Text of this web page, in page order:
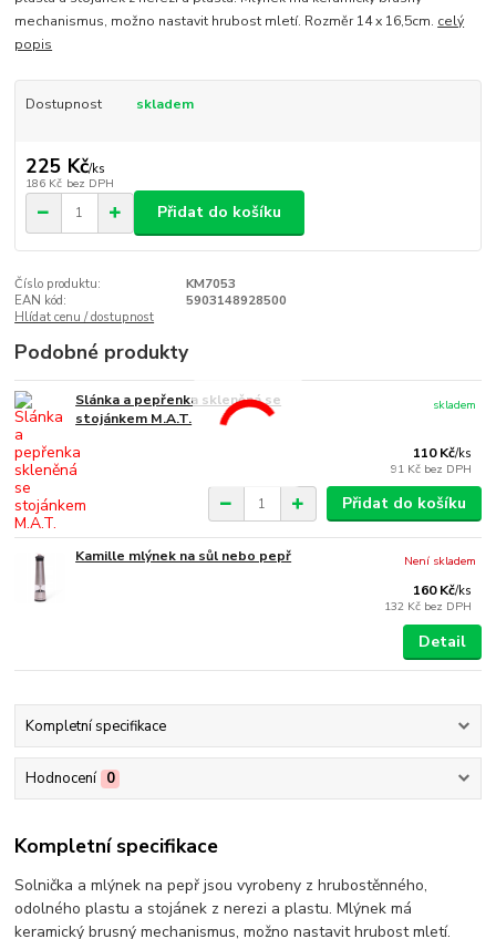
mechanismus, možno nastavit hrubost mletí. Rozměr 14 x 16,5cm. celý
popis
Dostupnost skladem
225 Kč/ks
186 Kč bez DPH
Přidat do košíku
Číslo produktu:
KM7053
EAN kód:
5903148928500
Hlídat cenu / dostupnost
Podobné produkty
Slánka a pepřenka skleněná se
stojánkem M.A.T.
110 Kč/ks
91 Kč bez DPH
skladem
Přidat do košíku
Kamille mlýnek na sůl nebo pepř
160 Kč/ks
132 Kč bez DPH
Není skladem
Detail
Kompletní specifikace
Hodnocení 0
Kompletní specifikace
Solnička a mlýnek na pepř jsou vyrobeny z hrubostěnného,
odolného plastu a stojánek z nerezi a plastu. Mlýnek má
keramický brusný mechanismus, možno nastavit hrubost mletí.